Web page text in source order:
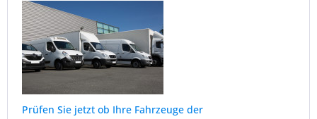
Prüfen Sie jetzt ob Ihre Fahrzeuge der